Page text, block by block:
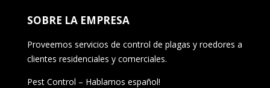
SOBRE LA EMPRESA
Proveemos servicios de control de plagas y roedores a
clientes residenciales y comerciales.
Pest Control – Hablamos español!